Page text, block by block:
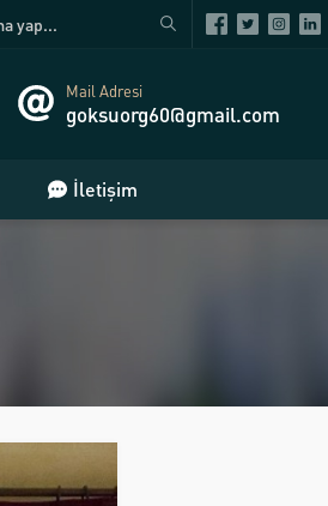
Mail Adresi
goksuorg60@gmail.com
İletişim